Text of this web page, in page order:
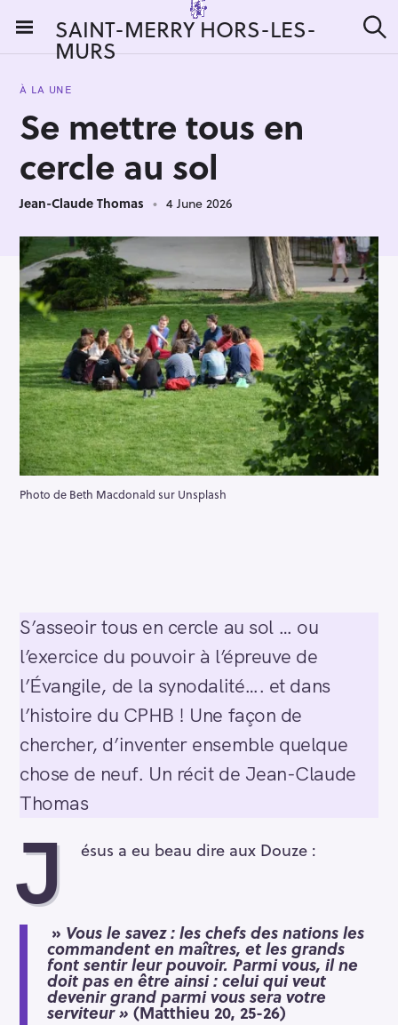
i
SAINT-MERRY HORS-LES-
MURS e
À LA UNE
Se mettre tous en
cercle au sol
Jean-Claude Thomas 4 June 2026
Photo de Beth Macdonald sur Unsplash
S’asseoir tous en cercle au sol … ou
l’exercice du pouvoir à l’épreuve de
l’Évangile, de la synodalité…. et dans
l’histoire du CPHB ! Une façon de
chercher, d’inventer ensemble quelque
chose de neuf. Un récit de Jean-Claude
Thomas
J ésus a eu beau dire aux Douze :
» Vous le savez : les chefs des nations les
commandent en maîtres, et les grands
font sentir leur pouvoir. Parmi vous, il ne
doit pas en être ainsi : celui qui veut
devenir grand parmi vous sera votre
serviteur » (Matthieu 20, 25-26)